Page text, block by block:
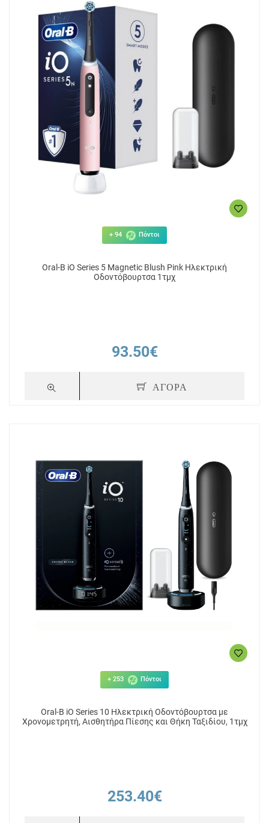
+ 94 Πόντοι
Oral-B iO Series 5 Magnetic Blush Pink Ηλεκτρική
Οδοντόβουρτσα 1τμχ
93.50€
ΑΓΟΡΑ
+ 253 Πόντοι
Oral-B iO Series 10 Ηλεκτρική Οδοντόβουρτσα με
Χρονομετρητή, Αισθητήρα Πίεσης και Θήκη Ταξιδίου, 1τμχ
253.40€